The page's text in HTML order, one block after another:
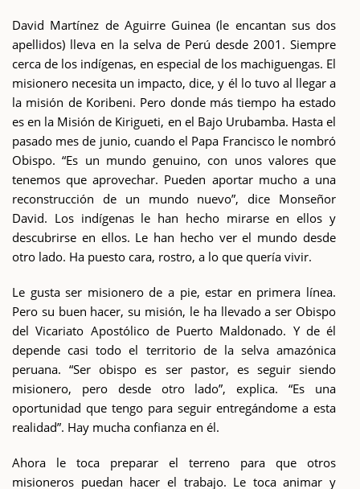
David Martínez de Aguirre Guinea (le encantan sus dos
apellidos) lleva en la selva de Perú desde 2001. Siempre
cerca de los indígenas, en especial de los machiguengas. El
misionero necesita un impacto, dice, y él lo tuvo al llegar a
la misión de Koribeni. Pero donde más tiempo ha estado
es en la Misión de Kirigueti, en el Bajo Urubamba. Hasta el
pasado mes de junio, cuando el Papa Francisco le nombró
Obispo. “Es un mundo genuino, con unos valores que
tenemos que aprovechar. Pueden aportar mucho a una
reconstrucción de un mundo nuevo”, dice Monseñor
David. Los indígenas le han hecho mirarse en ellos y
descubrirse en ellos. Le han hecho ver el mundo desde
otro lado. Ha puesto cara, rostro, a lo que quería vivir.
Le gusta ser misionero de a pie, estar en primera línea.
Pero su buen hacer, su misión, le ha llevado a ser Obispo
del Vicariato Apostólico de Puerto Maldonado. Y de él
depende casi todo el territorio de la selva amazónica
peruana. “Ser obispo es ser pastor, es seguir siendo
misionero, pero desde otro lado”, explica. “Es una
oportunidad que tengo para seguir entregándome a esta
realidad”. Hay mucha confianza en él.
Ahora le toca preparar el terreno para que otros
misioneros puedan hacer el trabajo. Le toca animar y